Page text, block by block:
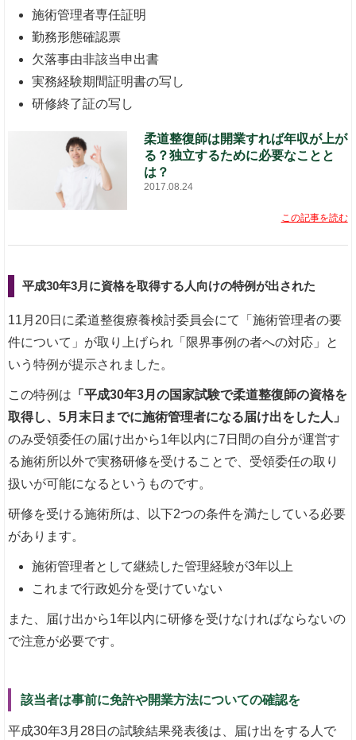
施術管理者専任証明
勤務形態確認票
欠落事由非該当申出書
実務経験期間証明書の写し
研修終了証の写し
柔道整復師は開業すれば年収が上が
る？独立するために必要なことと
は？
2017.08.24
この記事を読む
平成30年3月に資格を取得する人向けの特例が出された
11月20日に柔道整復療養検討委員会にて「施術管理者の要
件について」が取り上げられ「限界事例の者への対応」と
いう特例が提示されました。
この特例は 「平成30年3月の国家試験で柔道整復師の資格を
取得し、5月末日までに施術管理者になる届け出をした人」
のみ受領委任の届け出から1年以内に7日間の自分が運営す
る施術所以外で実務研修を受けることで、受領委任の取り
扱いが可能になるというものです。
研修を受ける施術所は、以下2つの条件を満たしている必要
があります。
施術管理者として継続した管理経験が3年以上
これまで行政処分を受けていない
また、届け出から1年以内に研修を受けなければならないの
で注意が必要です。
該当者は事前に免許や開業方法についての確認を
平成30年3月28日の試験結果発表後は、届け出をする人で